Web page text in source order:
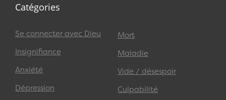
Catégories
Se connecter avec Dieu
Insignifiance
Anxiété
Dépression
Mort
Maladie
Vide / désespoir
Culpabilité